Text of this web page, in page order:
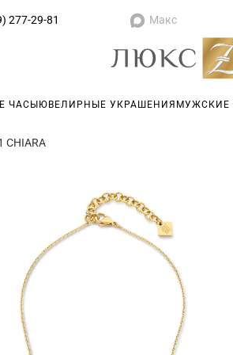
277-29-81 Макс
ЧАСЫ ЮВЕЛИРНЫЕ УКРАШЕНИЯ МУЖСКИЕ
CHIARA